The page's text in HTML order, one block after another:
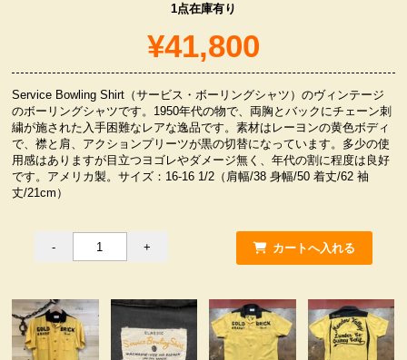
服飾小物雑貨
1点在庫有り
¥41,800
Service Bowling Shirt（サービス・ボーリングシャツ）のヴィンテージ
のボーリングシャツです。1950年代の物で、両胸とバックにチェーン刺
繍が施された入手困難なレアな逸品です。素材はレーヨンの黄色ボディ
で、襟と肩、アクションプリーツが黒の切替になっています。多少の使
用感はありますが目立つヨゴレやダメージ無く、年代の割に程度は良好
です。アメリカ製。サイズ：16-16 1/2（肩幅/38 身幅/50 着丈/62 袖
丈/21cm）